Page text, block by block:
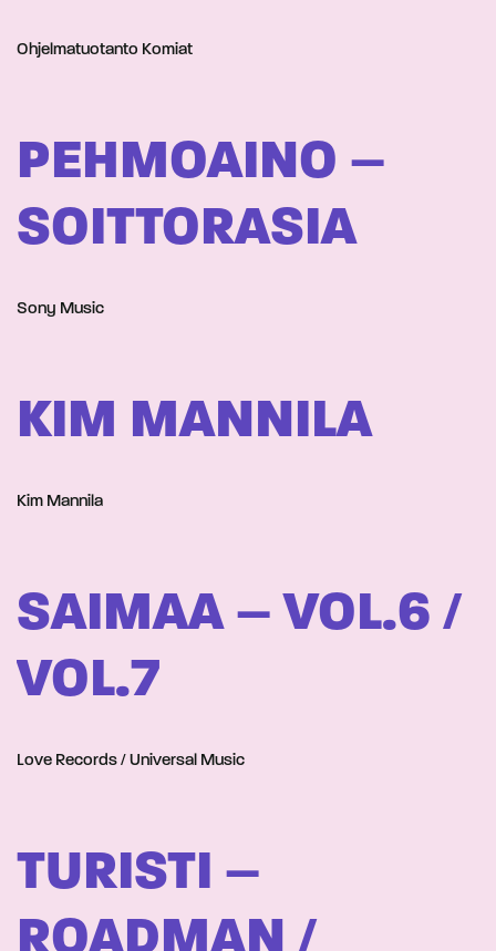
Ohjelmatuotanto Komiat
PEHMOAINO –
SOITTORASIA
Sony Music
KIM MANNILA
Kim Mannila
SAIMAA – VOL.6 /
VOL.7
Love Records / Universal Music
TURISTI –